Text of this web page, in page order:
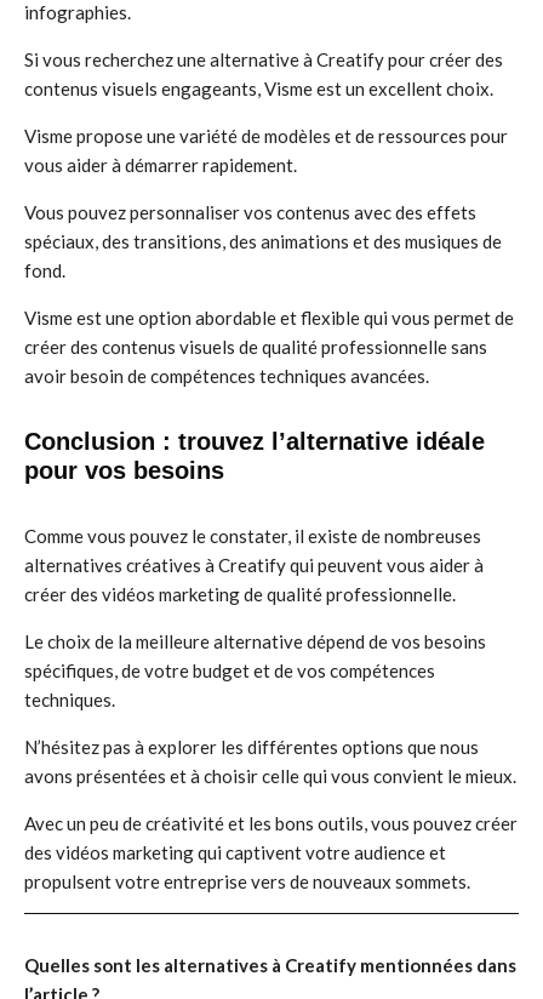
infographies.
Si vous recherchez une alternative à Creatify pour créer des
contenus visuels engageants, Visme est un excellent choix.
Visme propose une variété de modèles et de ressources pour
vous aider à démarrer rapidement.
Vous pouvez personnaliser vos contenus avec des effets
spéciaux, des transitions, des animations et des musiques de
fond.
Visme est une option abordable et flexible qui vous permet de
créer des contenus visuels de qualité professionnelle sans
avoir besoin de compétences techniques avancées.
Conclusion : trouvez l’alternative idéale
pour vos besoins
Comme vous pouvez le constater, il existe de nombreuses
alternatives créatives à Creatify qui peuvent vous aider à
créer des vidéos marketing de qualité professionnelle.
Le choix de la meilleure alternative dépend de vos besoins
spécifiques, de votre budget et de vos compétences
techniques.
N’hésitez pas à explorer les différentes options que nous
avons présentées et à choisir celle qui vous convient le mieux.
Avec un peu de créativité et les bons outils, vous pouvez créer
des vidéos marketing qui captivent votre audience et
propulsent votre entreprise vers de nouveaux sommets.
Quelles sont les alternatives à Creatify mentionnées dans
l’article ?